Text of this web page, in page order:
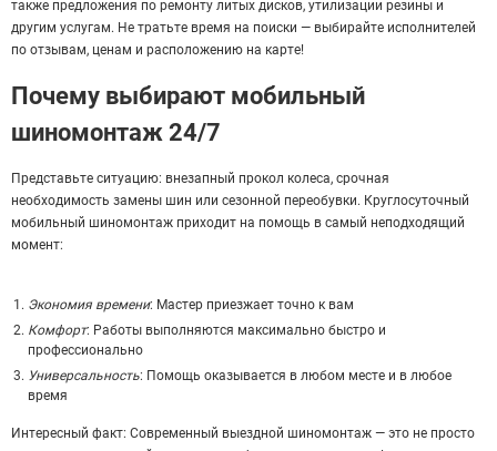
также предложения по ремонту литых дисков, утилизации резины и
другим услугам. Не тратьте время на поиски — выбирайте исполнителей
по отзывам, ценам и расположению на карте!
Почему выбирают мобильный
шиномонтаж 24/7
Представьте ситуацию: внезапный прокол колеса, срочная
необходимость замены шин или сезонной переобувки. Круглосуточный
мобильный шиномонтаж приходит на помощь в самый неподходящий
момент:
Экономия времени: Мастер приезжает точно к вам
Комфорт: Работы выполняются максимально быстро и
профессионально
Универсальность: Помощь оказывается в любом месте и в любое
время
Интересный факт: Современный выездной шиномонтаж — это не просто